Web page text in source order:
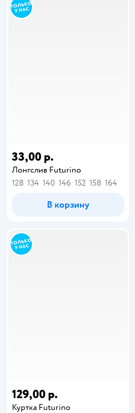
33,00 р.
Лонгслив Futurino
128 134 140 146 152 158 164
В корзину
129,00 р.
Куртка Futurino